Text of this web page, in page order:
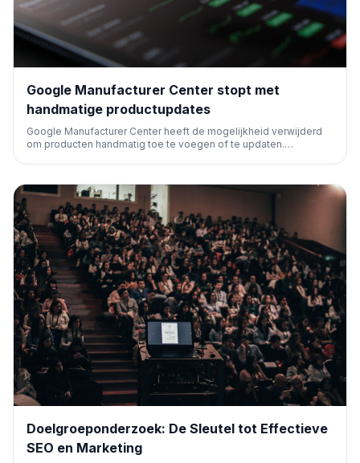
Google Manufacturer Center stopt met
handmatige productupdates
Google Manufacturer Center heeft de mogelijkheid verwijderd
om producten handmatig toe te voegen of te updaten.
op het beheer van productgegevens voor adverteerders en
fabrikanten.
Doelgroeponderzoek: De Sleutel tot Effectieve
SEO en Marketing